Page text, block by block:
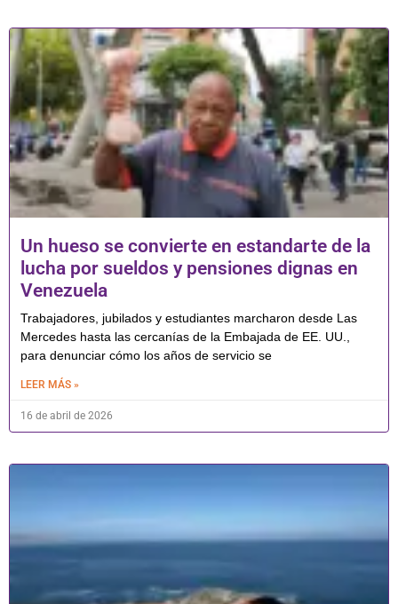
Un hueso se convierte en estandarte de la
lucha por sueldos y pensiones dignas en
Venezuela
Trabajadores, jubilados y estudiantes marcharon desde Las
Mercedes hasta las cercanías de la Embajada de EE. UU.,
para denunciar cómo los años de servicio se
LEER MÁS »
16 de abril de 2026